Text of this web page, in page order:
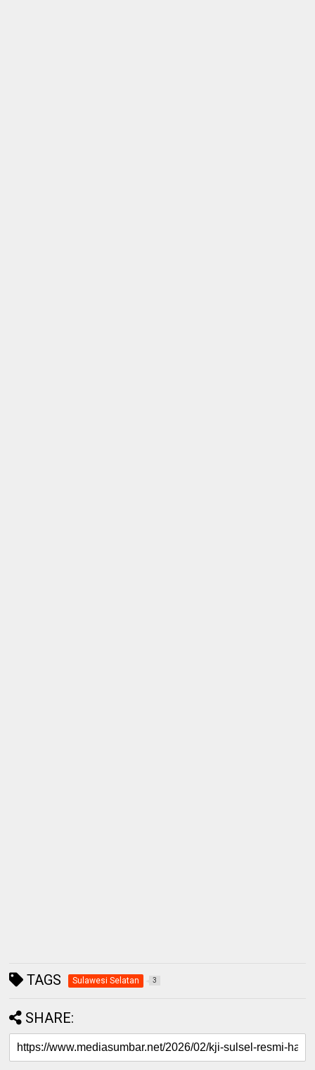
TAGS Sulawesi Selatan 3
SHARE: